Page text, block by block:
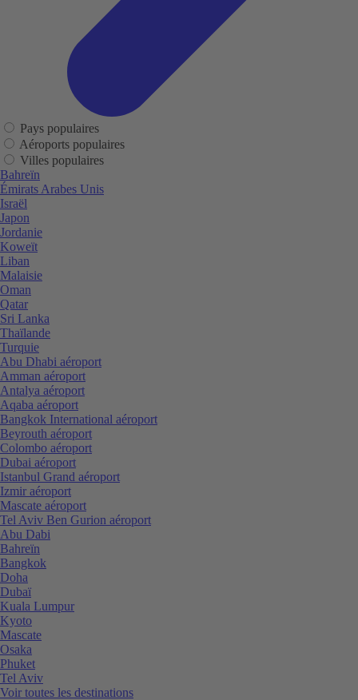
Pays populaires
Aéroports populaires
Villes populaires
Bahreïn
Émirats Arabes Unis
Israël
Japon
Jordanie
Koweït
Liban
Malaisie
Oman
Qatar
Sri Lanka
Thaïlande
Turquie
Abu Dhabi aéroport
Amman aéroport
Antalya aéroport
Aqaba aéroport
Bangkok International aéroport
Beyrouth aéroport
Colombo aéroport
Dubai aéroport
Istanbul Grand aéroport
Izmir aéroport
Mascate aéroport
Tel Aviv Ben Gurion aéroport
Abu Dabi
Bahreïn
Bangkok
Doha
Dubaï
Kuala Lumpur
Kyoto
Mascate
Osaka
Phuket
Tel Aviv
Voir toutes les destinations